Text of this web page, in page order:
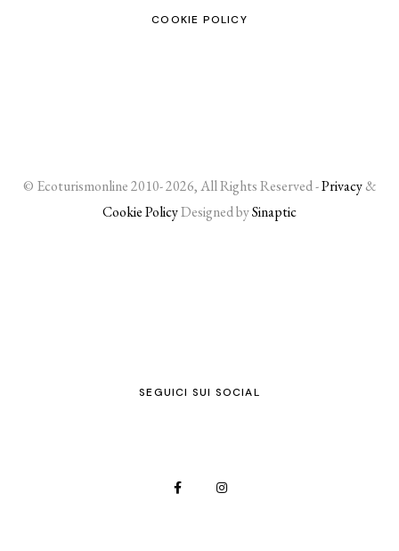
COOKIE POLICY
© Ecoturismonline 2010- 2026, All Rights Reserved -Privacy&
Cookie PolicyDesigned bySinaptic
SEGUICI SUI SOCIAL